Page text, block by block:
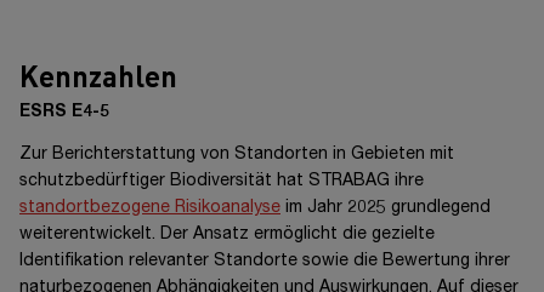
Kennzahlen
ESRS E4-5
Zur Berichterstattung von Standorten in Gebieten mit
schutzbedürftiger Biodiversität hat STRABAG ihre
standortbezogene Risikoanalyse im Jahr 2025 grundlegend
weiterentwickelt. Der Ansatz ermöglicht die gezielte
Identifikation relevanter Standorte sowie die Bewertung ihrer
naturbezogenen Abhängigkeiten und Auswirkungen. Auf dieser